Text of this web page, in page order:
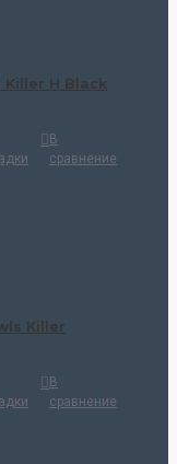
H Black
В
сравнение
Killer
В
сравнение